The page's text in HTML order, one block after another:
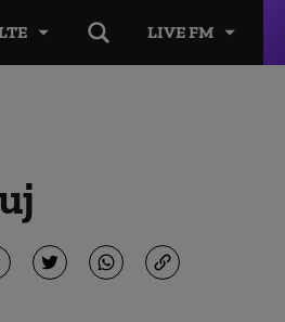
LIVE FM